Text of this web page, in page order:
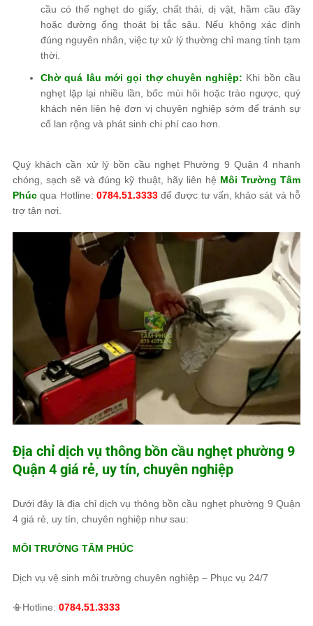
cầu có thể nghẹt do giấy, chất thải, dị vật, hầm cầu đầy
hoặc đường ống thoát bị tắc sâu. Nếu không xác định
đúng nguyên nhân, việc tự xử lý thường chỉ mang tính tạm
thời.
Chờ quá lâu mới gọi thợ chuyên nghiệp: Khi bồn cầu
nghẹt lặp lại nhiều lần, bốc mùi hôi hoặc trào ngược, quý
khách nên liên hệ đơn vị chuyên nghiệp sớm để tránh sự
cố lan rộng và phát sinh chi phí cao hơn.
Quý khách cần xử lý bồn cầu nghẹt Phường 9 Quận 4 nhanh
chóng, sạch sẽ và đúng kỹ thuật, hãy liên hệ Môi Trường Tâm
Phúc qua Hotline: 0784.51.3333để được tư vấn, khảo sát và hỗ
trợ tận nơi.
Địa chỉ dịch vụ thông bồn cầu nghẹt phường 9
Quận 4 giá rẻ, uy tín, chuyên nghiệp
Dưới đây là địa chỉ dịch vụ thông bồn cầu nghẹt phường 9 Quận
4 giá rẻ, uy tín, chuyên nghiệp như sau:
MÔI TRƯỜNG TÂM PHÚC
Dịch vụ vệ sinh môi trường chuyên nghiệp – Phục vụ 24/7
📳Hotline: 0784.51.3333